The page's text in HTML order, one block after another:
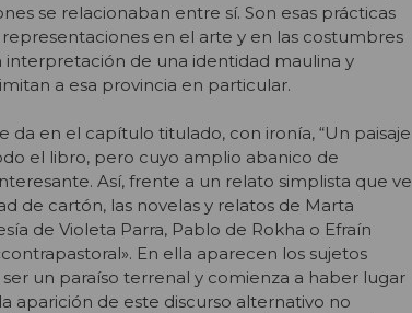
se relacionaban entre sí. Son esas prácticas
en el arte y en las costumbres
de una identidad maulina y
a esa provincia en particular.
en el capítulo titulado, con ironía, “Un paisaje
el libro, pero cuyo amplio abanico de
Así, frente a un relato simplista que ve
de cartón, las novelas y relatos de Marta
de Violeta Parra, Pablo de Rokha o Efraín
En ella aparecen los sujetos
un paraíso terrenal y comienza a haber lugar
aparición de este discurso alternativo no